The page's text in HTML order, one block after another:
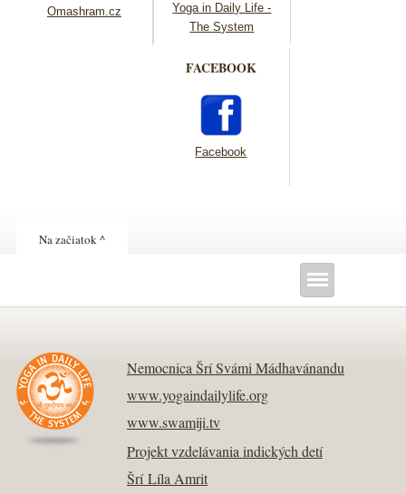
Omashram.cz
Yoga in Daily Life -
The System
FACEBOOK
Facebook
Na začiatok ^
Nemocnica Šrí Svámi Mádhavánandu
www.yogaindailylife.org
www.swamiji.tv
Projekt vzdelávania indických detí
Šrí Líla Amrit